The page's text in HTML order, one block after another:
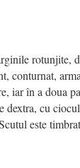
rotunjite,
conturnat,
iar în a doua
dextra, cu
este